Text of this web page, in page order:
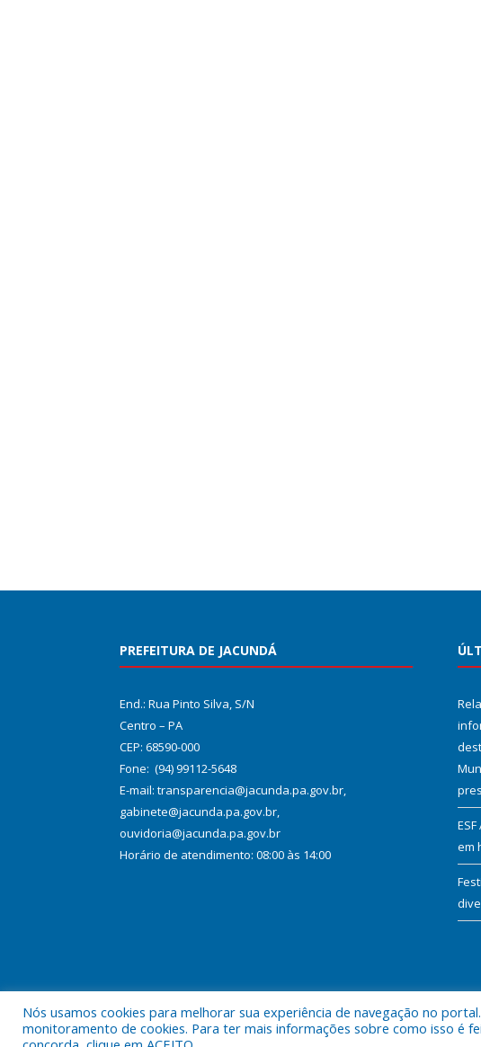
PREFEITURA DE JACUNDÁ
End.: Rua Pinto Silva, S/N
Centro – PA
CEP: 68590-000
Fone: (94) 99112-5648
E-mail: transparencia@jacunda.pa.gov.br,
gabinete@jacunda.pa.gov.br,
ouvidoria@jacunda.pa.gov.br
Horário de atendimento: 08:00 às 14:00
em
Todos os direitos reservados a Prefeitura Municipal de Jacundá.
Nós usamos cookies para melhorar sua experiência de navegação no
monitoramento de cookies. Para ter mais informações sobre como isso é